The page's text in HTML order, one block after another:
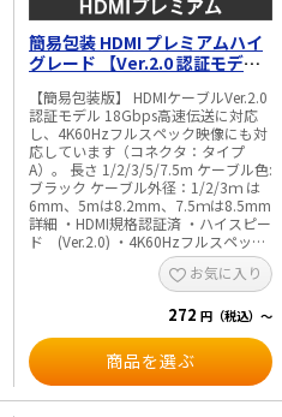
簡易包装 HDMI プレミアムハイ
グレード 【Ver.2.0 認証モデ
【簡易包装版】 HDMIケーブルVer.2.0
認証モデル 18Gbps高速伝送に対応
し、4K60Hzフルスペック映像にも対
応しています（コネクタ：タイプ
A）。 長さ 1/2/3/5/7.5m ケーブル色:
ブラック ケーブル外径：1/2/3ｍ は
6mm、5mは8.2mm、7.5ｍは8.5mm
詳細 ・HDMI規格認証済 ・ハイスピー
ド (Ver.2.0) ・4K60Hzフルスペック
映像 ・Ethernet規格 ・フルHD 3D映
像、ARC ・ディープカラー対応 ・
CEC(各社リンク機能) ・HEAC ・ケー
ブル色:ブラック ・UL認証、RoHS対
お気に入り
272 円（税込）～
商品を選ぶ